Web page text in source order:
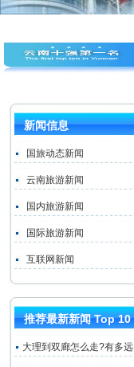
新闻信息
国旅动态新闻
云南旅游新闻
国内旅游新闻
国际旅游新闻
互联网新闻
推荐最新新闻 Top 10
大理到双廊怎么走?有多远